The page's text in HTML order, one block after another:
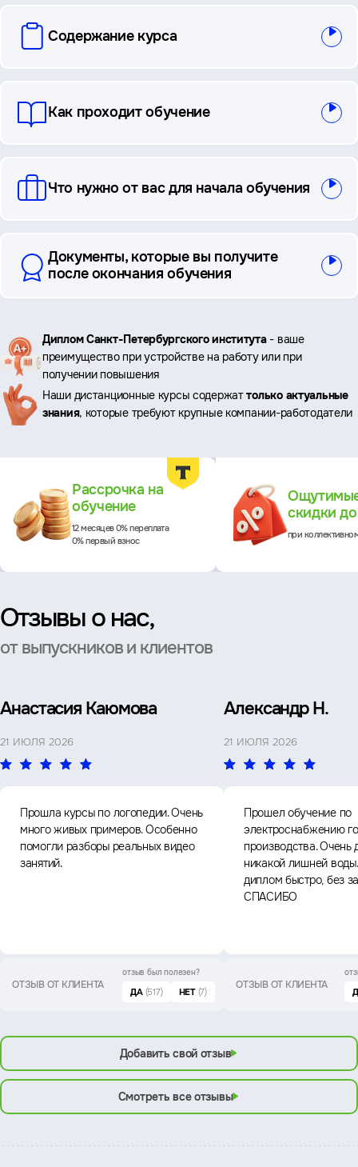
вопросы
Содержание курса
Как проходит обучение
Что нужно от вас для начала обучения
Документы, которые вы получите
после окончания обучения
Ключевые
преимущества
Диплом Санкт-Петербургского института- ваше
преимущество при устройстве на работу или при
получении повышения
Наши дистанционные курсы содержаттолько актуальные
знания, которые требуют крупные компании-работодатели
Рассрочка на
обучение
12 месяцев 0% переплата
0% первый взнос
скидки
при
Отзывы о нас,
от выпускников и клиентов
Анастасия Каюмова
21 ИЮЛЯ 2026
Прошла курсы по логопедии. Очень
много живых примеров. Особенно
помогли разборы реальных видео
занятий.
ОТЗЫВ ОТ КЛИЕНТА
отзыв был полезен?
ДА (517) НЕТ (7)
Александр Н.
21 ИЮЛЯ 2026
Прошел обучение по
электроснабжению
производства. Очень
никакой лишней
диплом быстро, без
СПАСИБО
ОТЗЫВ ОТ КЛИЕНТА
Добавить свой отзыв
Смотреть все отзывы